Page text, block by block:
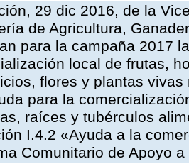
29 dic 2016, de la
de Agricultura,
para la campaña 2017
local de frutas,
flores y plantas
para la
raíces y tubérculos
I.4.2 «Ayuda a la
Comunitario de Apoyo